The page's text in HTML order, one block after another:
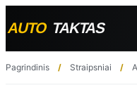
Pagrindinis Straipsniai